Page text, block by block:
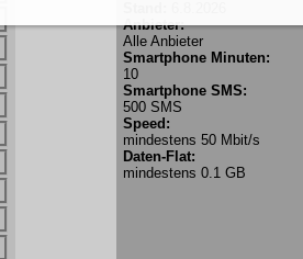
Anbieter:
Alle Anbieter
Smartphone Minuten:
10
Smartphone SMS:
500 SMS
Speed:
mindestens 50 Mbit/s
Daten-Flat:
mindestens 0.1 GB